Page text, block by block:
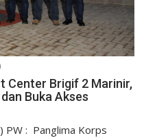
Center Brigif 2 Marinir,
Buka Akses
PW : Panglima Korps